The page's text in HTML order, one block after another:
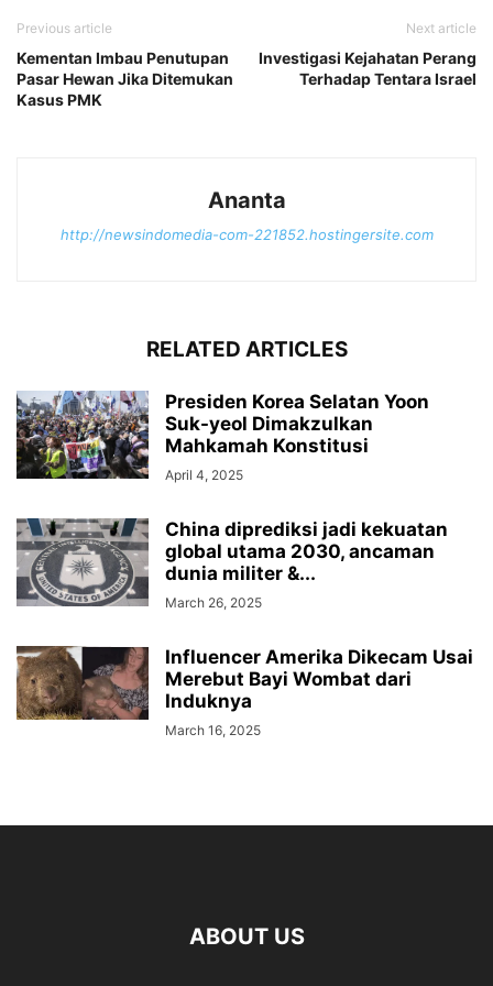
Previous article
Kementan Imbau Penutupan
Pasar Hewan Jika Ditemukan
Kasus PMK
Next article
Investigasi Kejahatan Perang
Terhadap Tentara Israel
Ananta
http://newsindomedia-com-221852.hostingersite.com
RELATED ARTICLES
Presiden Korea Selatan Yoon
Suk-yeol Dimakzulkan
Mahkamah Konstitusi
April 4, 2025
China diprediksi jadi kekuatan
global utama 2030, ancaman
dunia militer &...
March 26, 2025
Influencer Amerika Dikecam Usai
Merebut Bayi Wombat dari
Induknya
March 16, 2025
ABOUT US